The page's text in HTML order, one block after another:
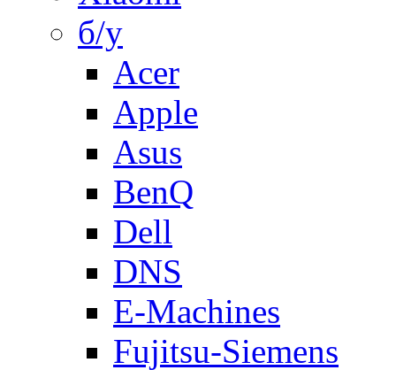
б/у
Acer
Apple
Asus
BenQ
Dell
DNS
E-Machines
Fujitsu-Siemens